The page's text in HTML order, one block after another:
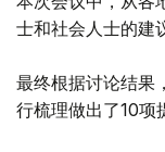
士和社会人士的建
最终根据讨论结果
行梳理做出了10项